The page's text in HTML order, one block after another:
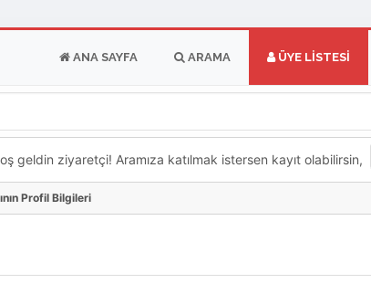
ANA SAYFA ARAMA ÜYE LISTESI
geldin ziyaretçi! Aramıza katılmak istersen kayıt olabilirsin,
Profil Bilgileri